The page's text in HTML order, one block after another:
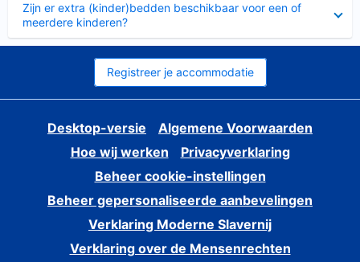
Zijn er extra (kinder)bedden beschikbaar voor een of
meerdere kinderen?
Registreer je accommodatie
Desktop-versie
Algemene Voorwaarden
Hoe wij werken
Privacyverklaring
Beheer cookie-instellingen
Beheer gepersonaliseerde aanbevelingen
Verklaring Moderne Slavernij
Verklaring over de Mensenrechten